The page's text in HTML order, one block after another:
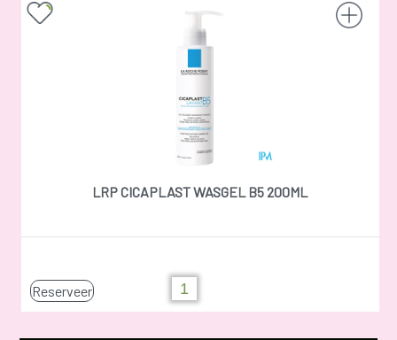
LRP CICAPLAST WASGEL B5 200ML
Reserveer